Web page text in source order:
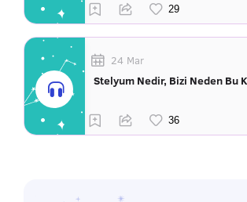
24 Mar
Stelyum Nedir, Bizi Neden Bu